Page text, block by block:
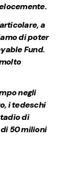
a
di poter
Fund.
negli
i tedeschi
di
50 milioni